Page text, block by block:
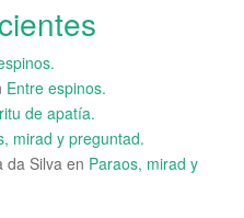
Entre espinos.
de apatía.
mirad y preguntad.
da Silva en Paraos, mirad y